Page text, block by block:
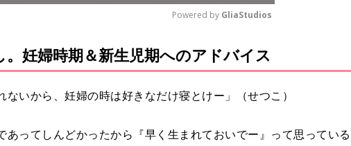
M
u
t
Powered by GliaStudios
妊婦時期＆新生児期へのアドバイス
ないから、妊婦の時は好きなだけ寝とけー」（せつこ）
あってしんどかったから『早く生まれておいでー』って思っている